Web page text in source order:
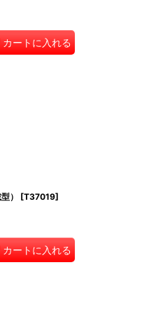
カートに入れる
） [T37019]
カートに入れる